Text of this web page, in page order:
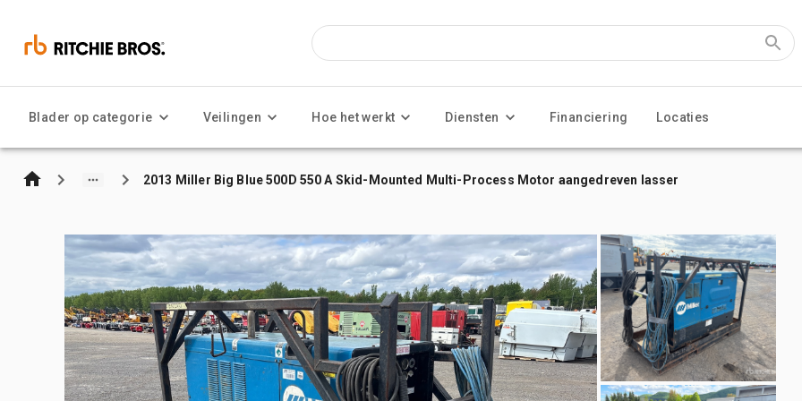
Blader op categorie Veilingen Hoe het werkt Diensten Financiering Locaties
2013 Miller Big Blue 500D 550 A Skid-Mounted Multi-Process Motor aangedreven lasser